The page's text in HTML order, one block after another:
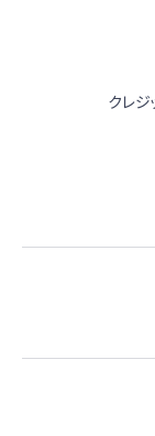
クレジ